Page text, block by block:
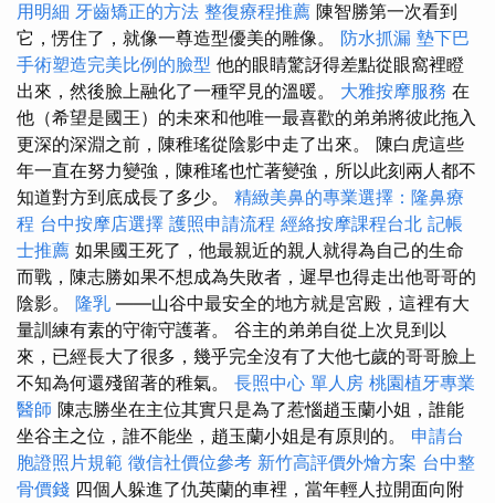
用明細 牙齒矯正的方法 整復療程推薦 陳智勝第一次看到
它，愣住了，就像一尊造型優美的雕像。 防水抓漏 墊下巴
手術塑造完美比例的臉型 他的眼睛驚訝得差點從眼窩裡瞪
出來，然後臉上融化了一種罕見的溫暖。 大雅按摩服務 在
他（希望是國王）的未來和他唯一最喜歡的弟弟將彼此拖入
更深的深淵之前，陳稚瑤從陰影中走了出來。 陳白虎這些
年一直在努力變強，陳稚瑤也忙著變強，所以此刻兩人都不
知道對方到底成長了多少。 精緻美鼻的專業選擇：隆鼻療
程 台中按摩店選擇 護照申請流程 經絡按摩課程台北 記帳
士推薦 如果國王死了，他最親近的親人就得為自己的生命
而戰，陳志勝如果不想成為失敗者，遲早也得走出他哥哥的
陰影。 隆乳 ——山谷中最安全的地方就是宮殿，這裡有大
量訓練有素的守衛守護著。 谷主的弟弟自從上次見到以
來，已經長大了很多，幾乎完全沒有了大他七歲的哥哥臉上
不知為何還殘留著的稚氣。 長照中心 單人房 桃園植牙專業
醫師 陳志勝坐在主位其實只是為了惹惱趙玉蘭小姐，誰能
坐谷主之位，誰不能坐，趙玉蘭小姐是有原則的。 申請台
胞證照片規範 徵信社價位參考 新竹高評價外燴方案 台中整
骨價錢 四個人躲進了仇英蘭的車裡，當年輕人拉開面向附